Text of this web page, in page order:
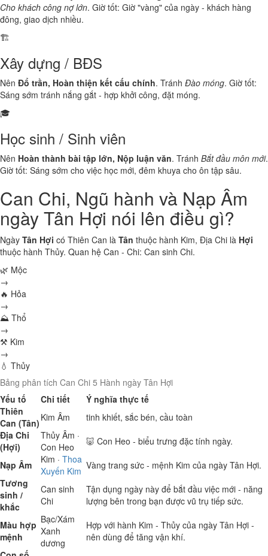
Cho khách công nợ lớn. Giờ tốt: Giờ "vàng" của ngày - khách hàng
đông, giao dịch nhiều.
🏗️
Xây dựng / BĐS
Nên Đổ trần, Hoàn thiện kết cấu chính. Tránh Đào móng. Giờ tốt:
Sáng sớm tránh nắng gắt - hợp khởi công, đặt móng.
🎓
Học sinh / Sinh viên
Nên Hoàn thành bài tập lớn, Nộp luận văn. Tránh Bắt đầu môn mới.
Giờ tốt: Sáng sớm cho việc học mới, đêm khuya cho ôn tập sâu.
Can Chi, Ngũ hành và Nạp Âm
ngày Tân Hợi nói lên điều gì?
Ngày Tân Hợi có Thiên Can là Tân thuộc hành Kim, Địa Chi là Hợi
thuộc hành Thủy. Quan hệ Can - Chi: Can sinh Chi.
🌿 Mộc
→
🔥 Hỏa
→
⛰ Thổ
→
⚒ Kim
→
💧 Thủy
Bảng phân tích Can Chi 5 Hành ngày Tân Hợi
Yếu tố
Chi tiết
Ý nghĩa thực tế
Thiên
Can (Tân) Kim Âm
tinh khiết, sắc bén, cầu toàn
Địa Chi
(Hợi)
Thủy Âm ·
Con Heo
🐷 Con Heo - biểu trưng đặc tính ngày.
Nạp Âm
Kim · Thoa
Xuyến Kim Vàng trang sức - mệnh Kim của ngày Tân Hợi.
Tương
sinh /
khắc
Can sinh
Chi
Tận dụng ngày này để bắt đầu việc mới - năng
lượng bên trong bạn được vũ trụ tiếp sức.
Màu hợp
mệnh
Bạc/Xám
Xanh
dương
Hợp với hành Kim - Thủy của ngày Tân Hợi -
nên dùng để tăng vận khí.